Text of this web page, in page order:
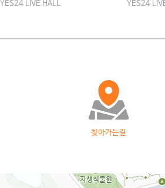
YES24 LIVE HALL
YES24
찾아가는길